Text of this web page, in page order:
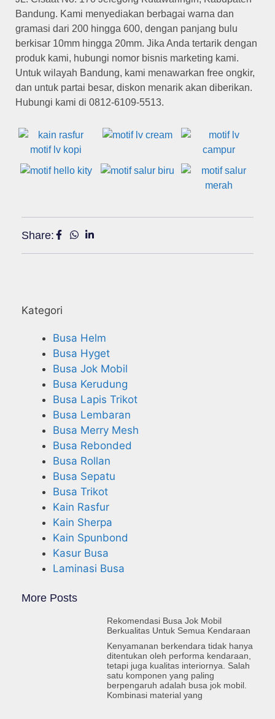
Bandung. Kami menyediakan berbagai warna dan
gramasi dari 200 hingga 600, dengan panjang bulu
berkisar 10mm hingga 20mm. Jika Anda tertarik dengan
produk kami, hubungi nomor bisnis marketing kami.
Untuk wilayah Bandung, kami menawarkan free ongkir,
dan untuk partai besar, diskon menarik akan diberikan.
Hubungi kami di 0812-6109-5513.
Share:
Kategori
Busa Helm
Busa Hyget
Busa Jok Mobil
Busa Kerudung
Busa Lapis Trikot
Busa Lembaran
Busa Merry Mesh
Busa Rebonded
Busa Rollan
Busa Sepatu
Busa Trikot
Kain Rasfur
Kain Sherpa
Kain Spunbond
Kasur Busa
Laminasi Busa
More Posts
Rekomendasi Busa Jok Mobil
Berkualitas Untuk Semua Kendaraan
Kenyamanan berkendara tidak hanya
ditentukan oleh performa kendaraan,
tetapi juga kualitas interiornya. Salah
satu komponen yang paling
berpengaruh adalah busa jok mobil.
Kombinasi material yang